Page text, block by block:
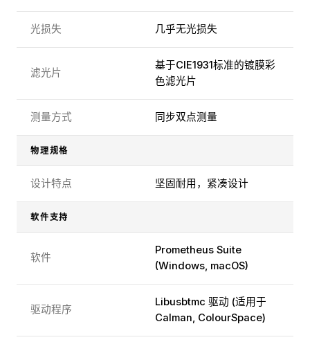
光损失 几乎无光损失
滤光片
基于CIE1931标准的镀膜彩
色滤光片
测量方式 同步双点测量
物理规格
设计特点 坚固耐用，紧凑设计
软件支持
软件
Prometheus Suite
(Windows, macOS)
驱动程序
Libusbtmc 驱动 (适用于
Calman, ColourSpace)